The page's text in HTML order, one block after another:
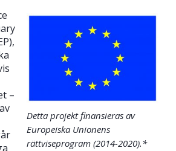
Detta projekt finansieras av
Europeiska Unionens
rättviseprogram (2014-2020).*
–